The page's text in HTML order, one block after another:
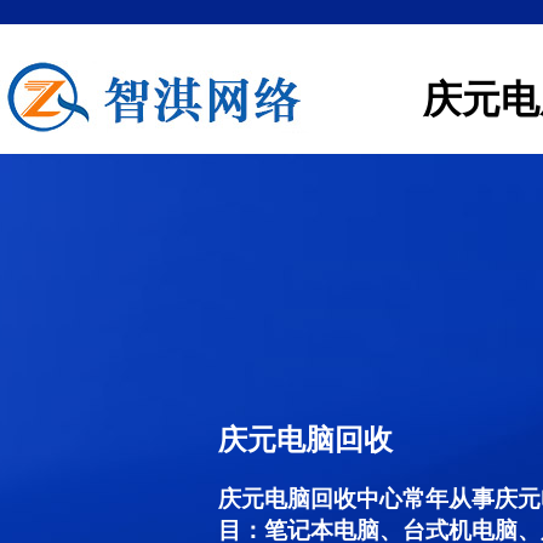
庆元
庆元电脑回收
庆元电脑回收中心常年从事庆
目：笔记本电脑、台式机电脑